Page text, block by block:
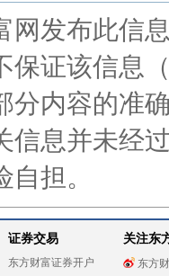
网发布此信
保证该信息
分内容的准
信息并未经
担。
证券交易
东方财富证券开户
关注东
东方